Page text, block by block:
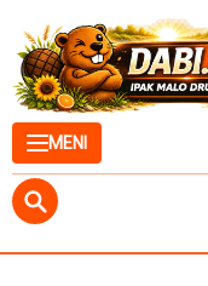
MENI